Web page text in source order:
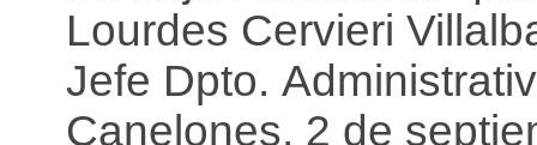
Lourdes Cervieri
Jefe Dpto.
Canelones, 2 de